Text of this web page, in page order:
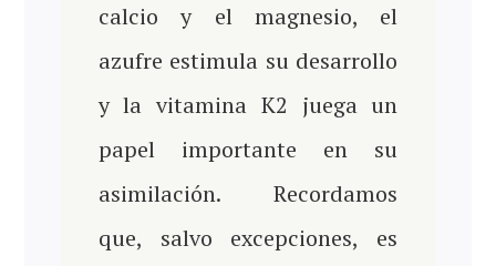
calcio y el magnesio, el
azufre estimula su desarrollo
y la vitamina K2 juega un
papel importante en su
asimilación. Recordamos
que, salvo excepciones, es